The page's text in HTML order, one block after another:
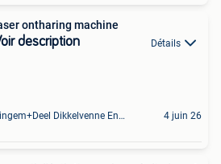
ontharing machine
description Détails
Zingem+Deel Dikkelvenne En Nederzwalm-Hermelgem 4 juin 26